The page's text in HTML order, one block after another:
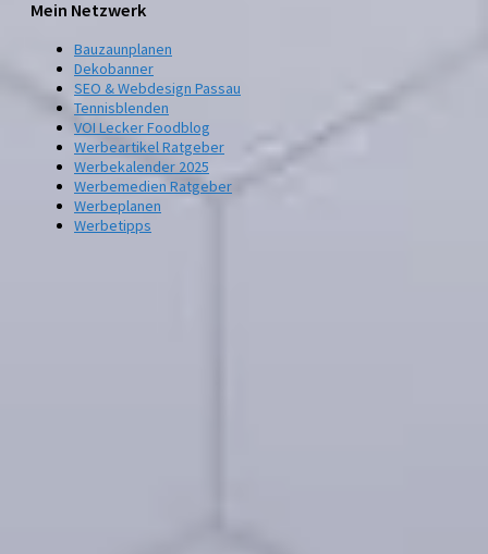
Mein Netzwerk
Bauzaunplanen
Dekobanner
SEO & Webdesign Passau
Tennisblenden
VOI Lecker Foodblog
Werbeartikel Ratgeber
Werbekalender 2025
Werbemedien Ratgeber
Werbeplanen
Werbetipps